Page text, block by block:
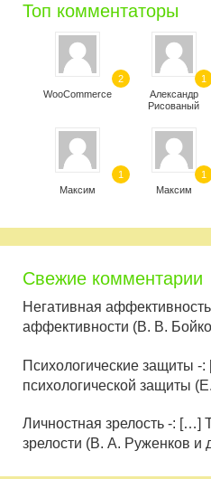
Топ комментаторы
WooCommerce
2
Александр
Рисованый
1
Максим
1
Максим
1
Свежие комментарии
Негативная
аффективности (В. В.
Психологические защиты -
психологической защиты
Личностная зрелость -: […]
зрелости (В. А. Руженков и